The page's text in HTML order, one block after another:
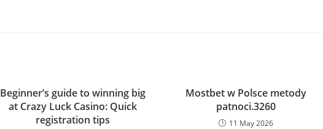
Beginner’s guide to winning big
at Crazy Luck Casino: Quick
registration tips
Mostbet w Polsce metody
patnoci.3260
11 May 2026